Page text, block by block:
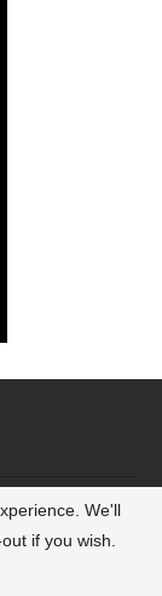
We'll
if you wish.